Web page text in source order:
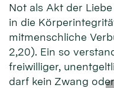
Not als Akt der
in die
mitmenschliche
2,20). Ein so
freiwilliger,
darf kein Zwang